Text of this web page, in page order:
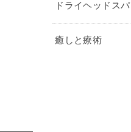
ドライヘッドスパ
癒しと療術